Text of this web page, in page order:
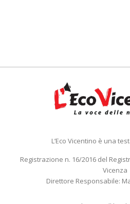
L’Eco Vicentino è una
Registrazione n. 16/2016 del
Vicenza
Direttore Responsabile: